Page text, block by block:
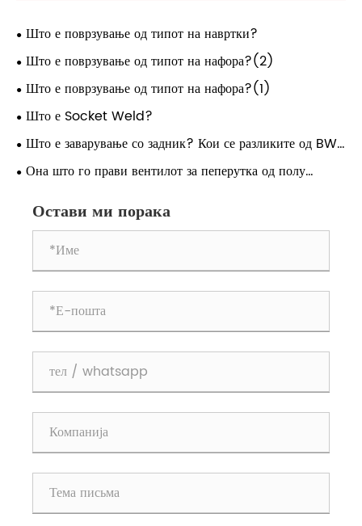
Што е поврзување од типот на навртки?
Што е поврзување од типот на нафора?(2)
Што е поврзување од типот на нафора?(1)
Што е Socket Weld?
Што е заварување со задник? Кои се разликите од BW
до SW, прирабнички, навојни врски?
Она што го прави вентилот за пеперутка од полу
системи за цевки
Остави ми порака